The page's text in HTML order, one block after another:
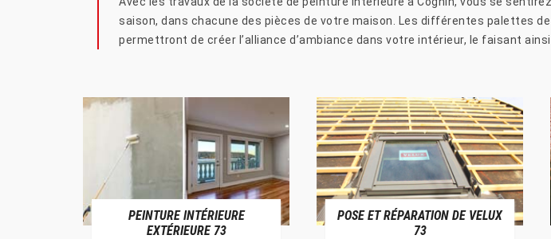
saison, dans chacune des pièces de votre maison. Les différentes palettes
permettront de créer l’alliance d’ambiance dans votre intérieur, le faisant
PEINTURE INTÉRIEURE
EXTÉRIEURE 73
POSE ET RÉPARATION DE VELUX
73